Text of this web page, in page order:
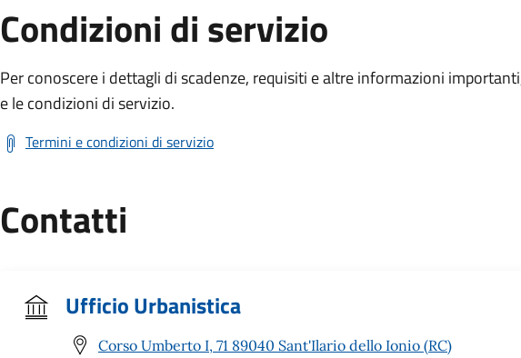
Condizioni di servizio
Per conoscere i dettagli di scadenze, requisiti e altre informazioni
e le condizioni di servizio.
Termini e condizioni di servizio
Contatti
Ufficio Urbanistica
Corso Umberto I, 71 89040 Sant'Ilario dello Ionio (RC)